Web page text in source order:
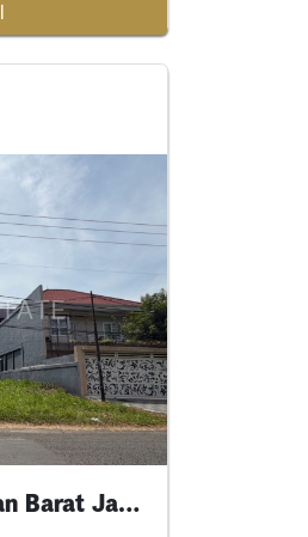
Kavling Nginden Intan Barat Jalan Utama